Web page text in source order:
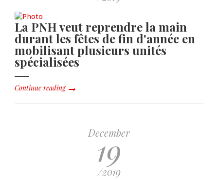
La PNH veut reprendre la main
durant les fêtes de fin d'année en
mobilisant plusieurs unités
spécialisées
Continue reading
December
19
/2019